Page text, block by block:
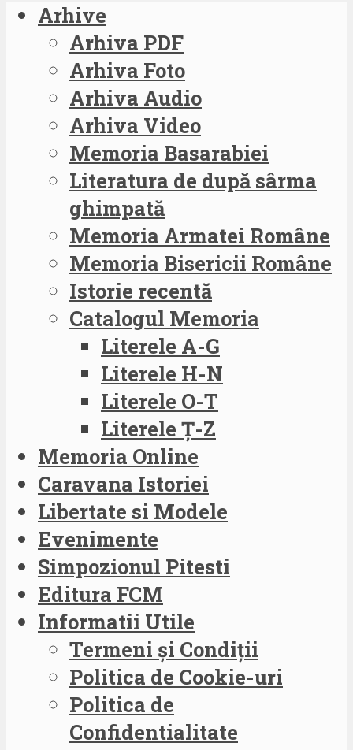
Arhive
Arhiva PDF
Arhiva Foto
Arhiva Audio
Arhiva Video
Memoria Basarabiei
Literatura de după sârma
ghimpată
Memoria Armatei Române
Memoria Bisericii Române
Istorie recentă
Catalogul Memoria
Literele A-G
Literele H-N
Literele O-T
Literele Ț-Z
Memoria Online
Caravana Istoriei
Libertate si Modele
Evenimente
Simpozionul Pitesti
Editura FCM
Informatii Utile
Termeni și Condiții
Politica de Cookie-uri
Politica de
Confidentialitate